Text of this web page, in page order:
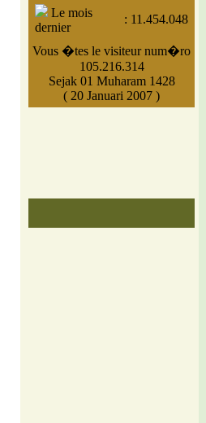
Le mois
dernier
: 11.454.048
Vous �tes le visiteur num�ro
105.216.314
Sejak 01 Muharam 1428
( 20 Januari 2007 )